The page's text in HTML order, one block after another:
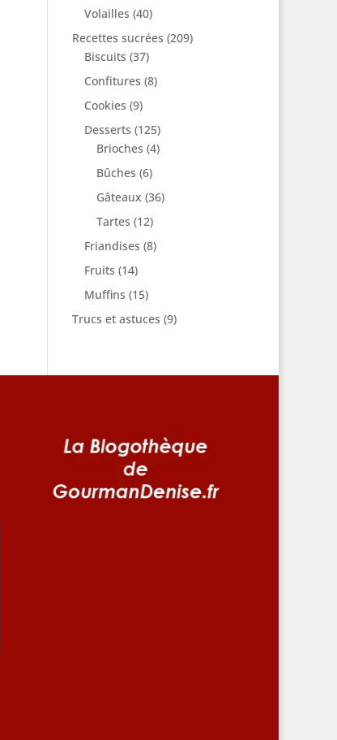
Volailles (40)
Recettes sucrées (209)
Biscuits (37)
Confitures (8)
Cookies (9)
Desserts (125)
Brioches (4)
Bûches (6)
Gâteaux (36)
Tartes (12)
Friandises (8)
Fruits (14)
Muffins (15)
Trucs et astuces (9)